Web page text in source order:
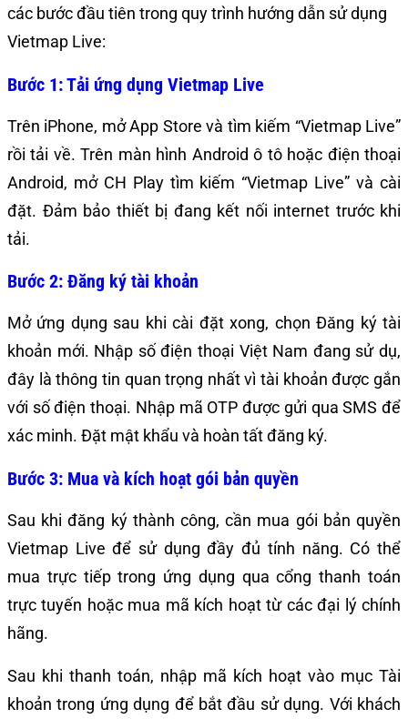
các bước đầu tiên trong quy trình hướng dẫn sử dụng
Vietmap Live:
Bước 1: Tải ứng dụng Vietmap Live
Trên iPhone, mở App Store và tìm kiếm “Vietmap Live”
rồi tải về. Trên màn hình Android ô tô hoặc điện thoại
Android, mở CH Play tìm kiếm “Vietmap Live” và cài
đặt. Đảm bảo thiết bị đang kết nối internet trước khi
tải.
Bước 2: Đăng ký tài khoản
Mở ứng dụng sau khi cài đặt xong, chọn Đăng ký tài
khoản mới. Nhập số điện thoại Việt Nam đang sử dụ,
đây là thông tin quan trọng nhất vì tài khoản được gắn
với số điện thoại. Nhập mã OTP được gửi qua SMS để
xác minh. Đặt mật khẩu và hoàn tất đăng ký.
Bước 3: Mua và kích hoạt gói bản quyền
Sau khi đăng ký thành công, cần mua gói bản quyền
Vietmap Live để sử dụng đầy đủ tính năng. Có thể
mua trực tiếp trong ứng dụng qua cổng thanh toán
trực tuyến hoặc mua mã kích hoạt từ các đại lý chính
hãng.
Sau khi thanh toán, nhập mã kích hoạt vào mục Tài
khoản trong ứng dụng để bắt đầu sử dụng. Với khách